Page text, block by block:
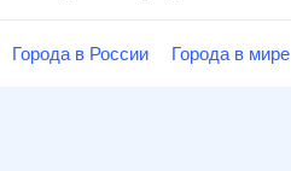
Города в России Города в мире